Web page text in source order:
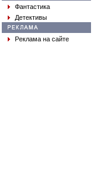
Фантастика
Детективы
Реклама на сайте